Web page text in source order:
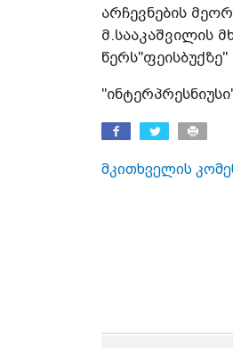
არჩევნების
მ.სააკაშვილის
მკითხველის